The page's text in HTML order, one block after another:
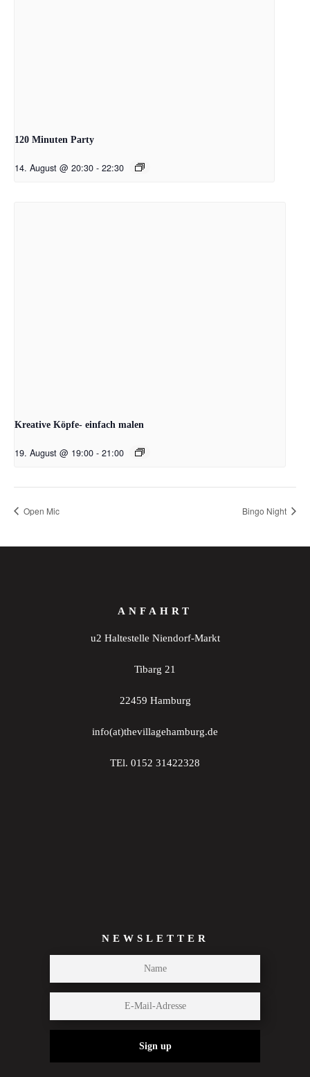
120 Minuten Party
14. August @ 20:30 - 22:30
Kreative Köpfe- einfach malen
19. August @ 19:00 - 21:00
Open Mic Bingo Night
ANFAHRT
u2 Haltestelle Niendorf-Markt
Tibarg 21
22459 Hamburg
info(at)thevillagehamburg.de
TEl. 0152 31422328
NEWSLETTER
Sign up